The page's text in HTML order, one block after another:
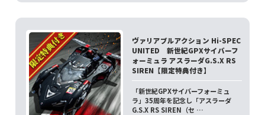
ヴァリアブルアクション Hi-SPEC
UNITED 新世紀GPXサイバーフ
ォーミュラ アスラーダG.S.X RS
SIREN【限定特典付き】
「新世紀GPXサイバーフォーミュ
ラ」35周年を記念し「アスラーダ
G.S.X RS SIREN（セ …